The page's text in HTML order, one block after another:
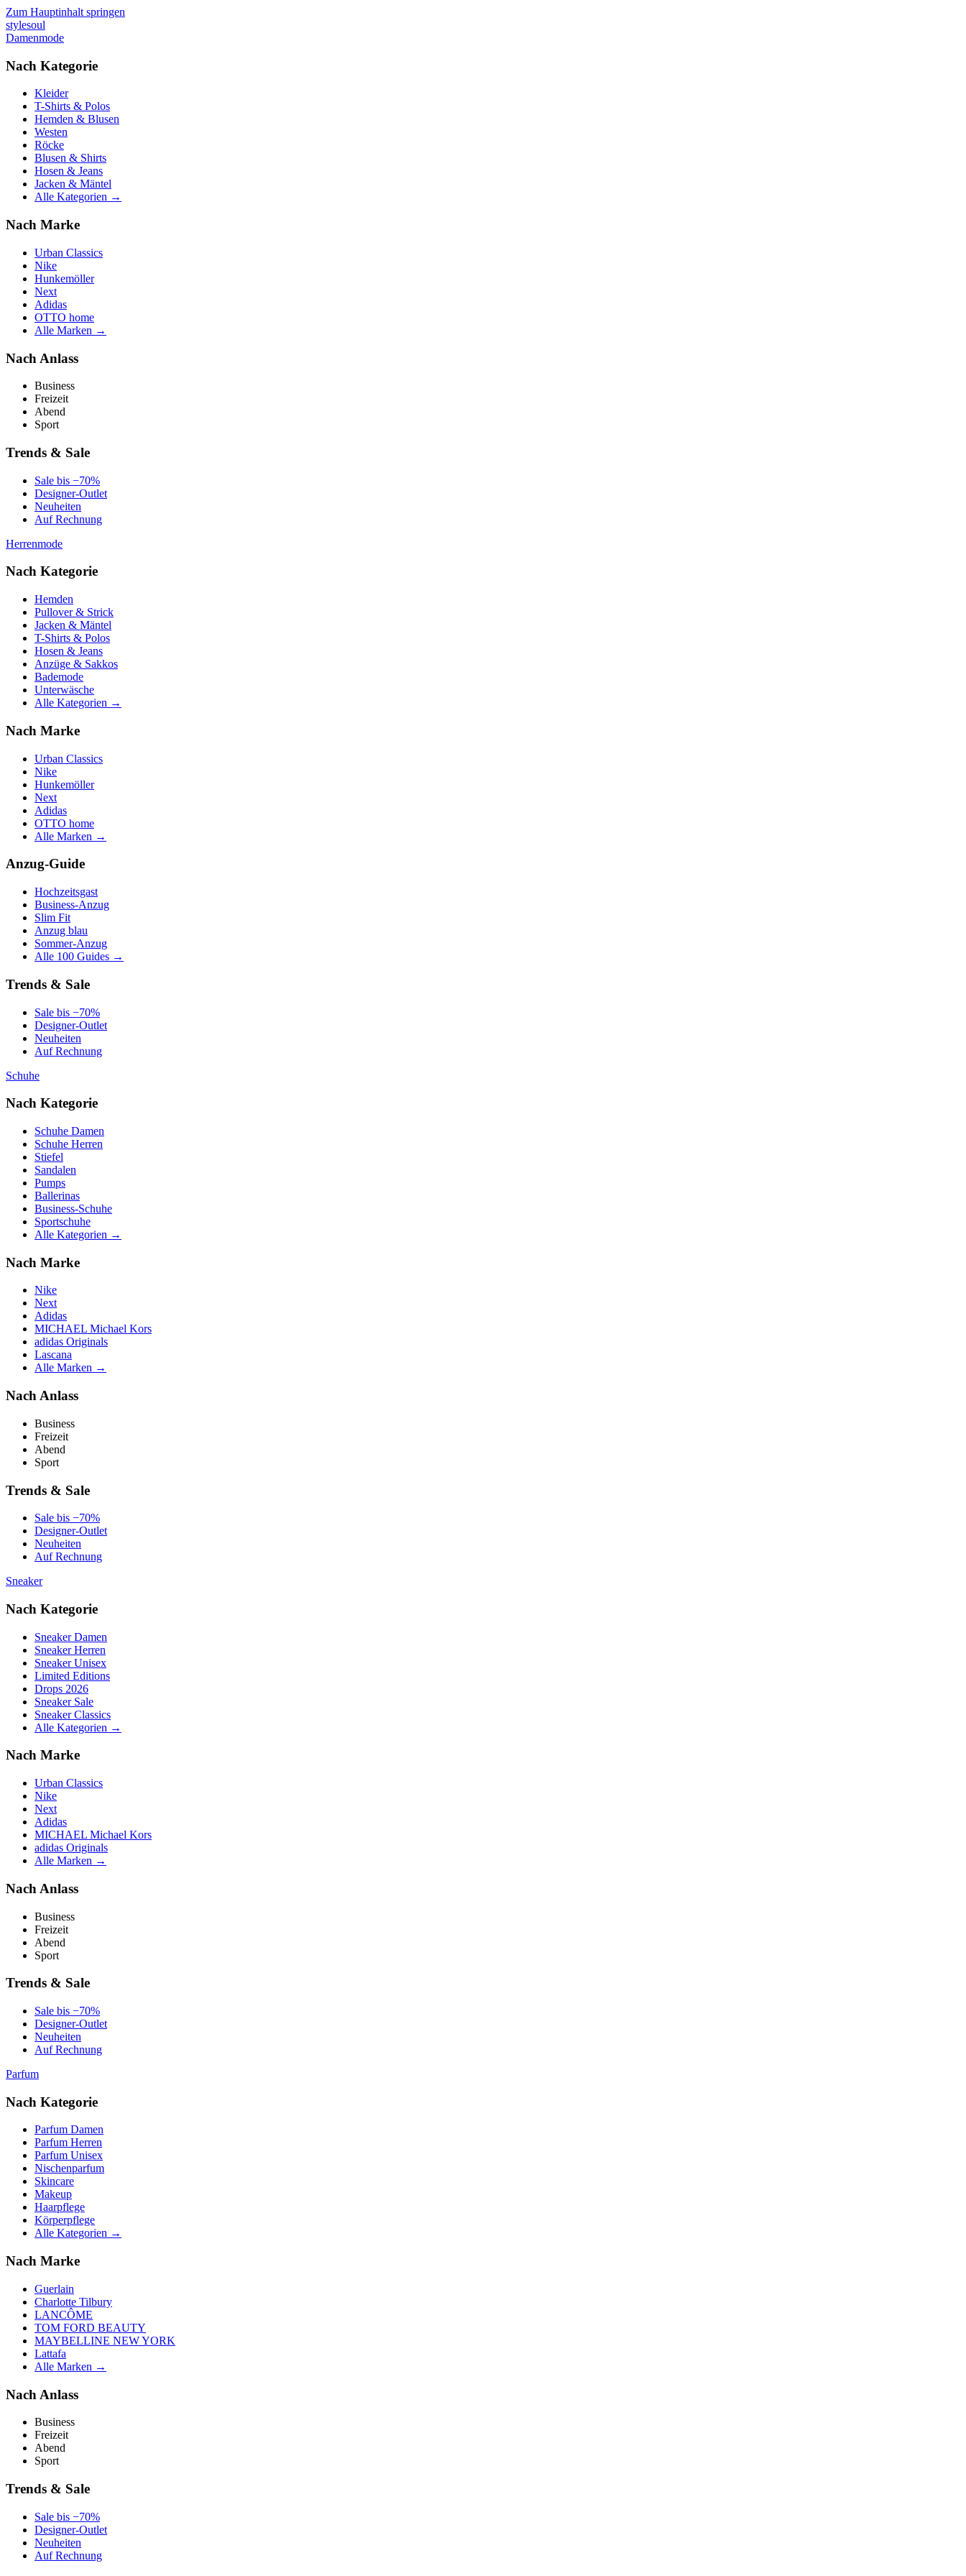
Zum Hauptinhalt springen
stylesoul
Damenmode
Nach Kategorie
Kleider
T-Shirts & Polos
Hemden & Blusen
Westen
Röcke
Blusen & Shirts
Hosen & Jeans
Jacken & Mäntel
Alle Kategorien →
Nach Marke
Urban Classics
Nike
Hunkemöller
Next
Adidas
OTTO home
Alle Marken →
Nach Anlass
Business
Freizeit
Abend
Sport
Trends & Sale
Sale bis −70%
Designer-Outlet
Neuheiten
Auf Rechnung
Herrenmode
Nach Kategorie
Hemden
Pullover & Strick
Jacken & Mäntel
T-Shirts & Polos
Hosen & Jeans
Anzüge & Sakkos
Bademode
Unterwäsche
Alle Kategorien →
Nach Marke
Urban Classics
Nike
Hunkemöller
Next
Adidas
OTTO home
Alle Marken →
Anzug-Guide
Hochzeitsgast
Business-Anzug
Slim Fit
Anzug blau
Sommer-Anzug
Alle 100 Guides →
Trends & Sale
Sale bis −70%
Designer-Outlet
Neuheiten
Auf Rechnung
Schuhe
Nach Kategorie
Schuhe Damen
Schuhe Herren
Stiefel
Sandalen
Pumps
Ballerinas
Business-Schuhe
Sportschuhe
Alle Kategorien →
Nach Marke
Nike
Next
Adidas
MICHAEL Michael Kors
adidas Originals
Lascana
Alle Marken →
Nach Anlass
Business
Freizeit
Abend
Sport
Trends & Sale
Sale bis −70%
Designer-Outlet
Neuheiten
Auf Rechnung
Sneaker
Nach Kategorie
Sneaker Damen
Sneaker Herren
Sneaker Unisex
Limited Editions
Drops 2026
Sneaker Sale
Sneaker Classics
Alle Kategorien →
Nach Marke
Urban Classics
Nike
Next
Adidas
MICHAEL Michael Kors
adidas Originals
Alle Marken →
Nach Anlass
Business
Freizeit
Abend
Sport
Trends & Sale
Sale bis −70%
Designer-Outlet
Neuheiten
Auf Rechnung
Parfum
Nach Kategorie
Parfum Damen
Parfum Herren
Parfum Unisex
Nischenparfum
Skincare
Makeup
Haarpflege
Körperpflege
Alle Kategorien →
Nach Marke
Guerlain
Charlotte Tilbury
LANCÔME
TOM FORD BEAUTY
MAYBELLINE NEW YORK
Lattafa
Alle Marken →
Nach Anlass
Business
Freizeit
Abend
Sport
Trends & Sale
Sale bis −70%
Designer-Outlet
Neuheiten
Auf Rechnung